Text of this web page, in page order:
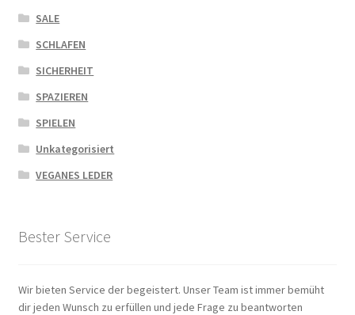
SALE
SCHLAFEN
SICHERHEIT
SPAZIEREN
SPIELEN
Unkategorisiert
VEGANES LEDER
Bester Service
Wir bieten Service der begeistert. Unser Team ist immer bemüht
dir jeden Wunsch zu erfüllen und jede Frage zu beantworten